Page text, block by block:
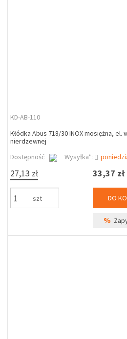
KD-AB-110
Kłódka Abus 718/30 INOX mosiężna,
nierdzewnej
Dostępność
Wysyłka*:
27,13 zł
szt
33,37 zł
DO
%